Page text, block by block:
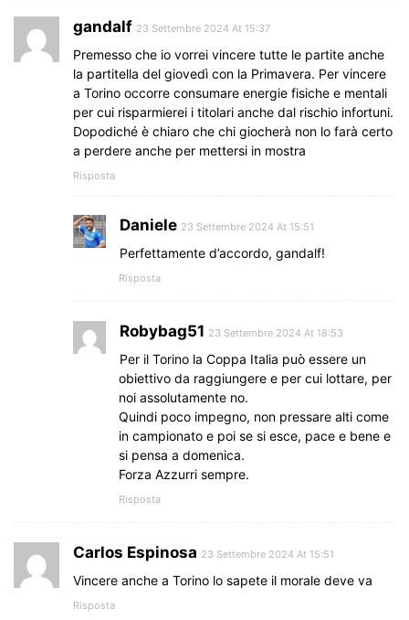
gandalf 23 Settembre 2024 At 15:37
Premesso che io vorrei vincere tutte le partite anche
la partitella del giovedì con la Primavera. Per vincere
a Torino occorre consumare energie fisiche e mentali
per cui risparmierei i titolari anche dal rischio infortuni.
Dopodiché è chiaro che chi giocherà non lo farà certo
a perdere anche per mettersi in mostra
Risposta
Daniele 23 Settembre 2024 At 15:51
Perfettamente d’accordo, gandalf!
Risposta
Robybag51 23 Settembre 2024 At 18:53
Per il Torino la Coppa Italia può essere un
obiettivo da raggiungere e per cui lottare, per
noi assolutamente no.
Quindi poco impegno, non pressare alti come
in campionato e poi se si esce, pace e bene e
si pensa a domenica.
Forza Azzurri sempre.
Risposta
Carlos Espinosa 23 Settembre 2024 At 15:51
Vincere anche a Torino lo sapete il morale deve va
Risposta